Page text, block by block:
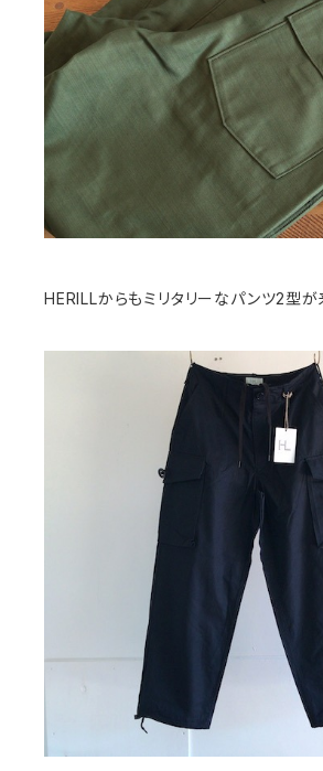
HERILLからもミリタリーなパンツ2型が